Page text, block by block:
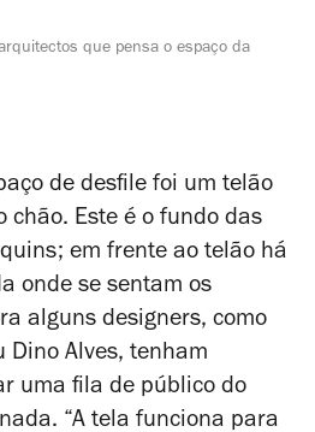
que pensa o espaço da
de desfile foi um telão
chão. Este é o fundo das
em frente ao telão há
onde se sentam os
alguns designers, como
Dino Alves, tenham
uma fila de público do
“A tela funciona para